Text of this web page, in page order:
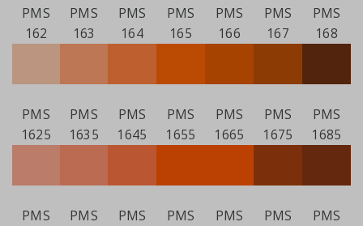
PMS
162
PMS
163
PMS
164
PMS
165
PMS
166
PMS
167
PMS
168
PMS
1625
PMS
1635
PMS
1645
PMS
1655
PMS
1665
PMS
1675
PMS
1685
PMS
PMS
PMS
PMS
PMS
PMS
PMS